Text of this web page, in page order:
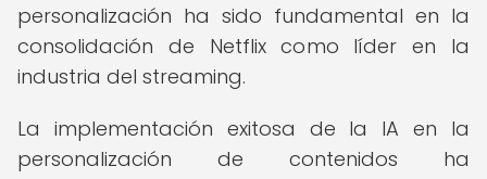
personalización ha sido fundamental en la
consolidación de Netflix como líder en la
industria del streaming.
La implementación exitosa de la IA en la
personalización de contenidos ha